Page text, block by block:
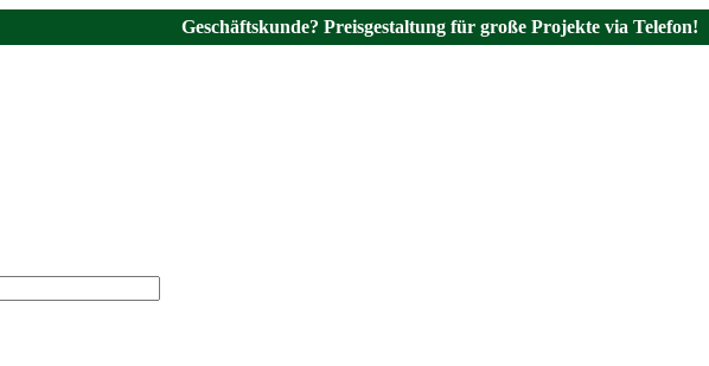
Geschäftskunde? Preisgestaltung für große Projekte via Telefon!